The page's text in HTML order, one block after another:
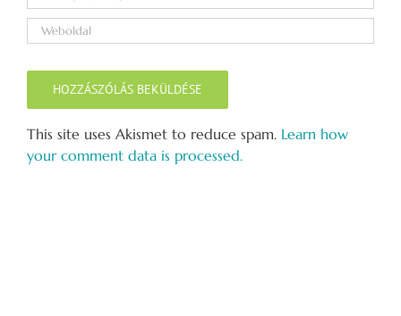
This site uses Akismet to reduce spam. Learn how
your comment data is processed.